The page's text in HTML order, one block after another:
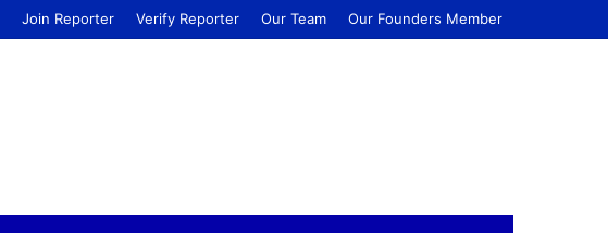
Join Reporter Verify Reporter Our Team Our Founders Member